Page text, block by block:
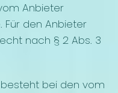
Anbieter
Für den Anbieter
nach § 2 Abs. 3
bei den vom